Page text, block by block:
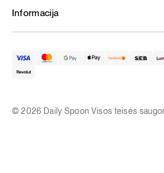
Informacija
© 2026 Daily Spoon Visos teisės